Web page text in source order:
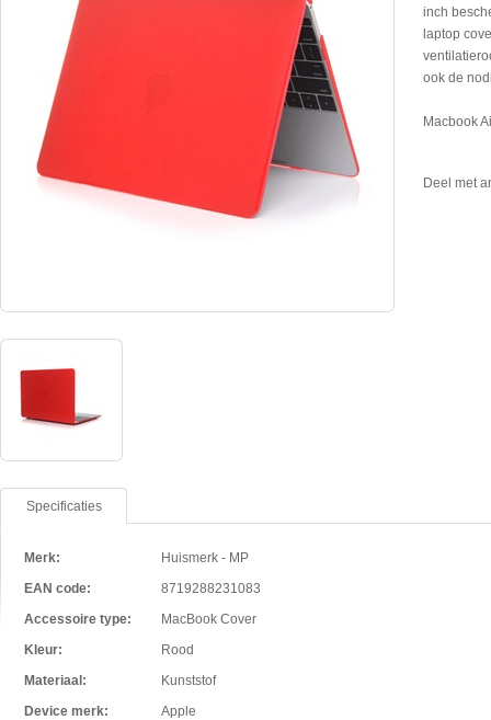
inch
laptop
ook de
Macbook
Deel met
Specificaties
Merk:
Huismerk - MP
EAN code:
8719288231083
Accessoire type:
MacBook Cover
Kleur:
Rood
Materiaal:
Kunststof
Device merk:
Apple